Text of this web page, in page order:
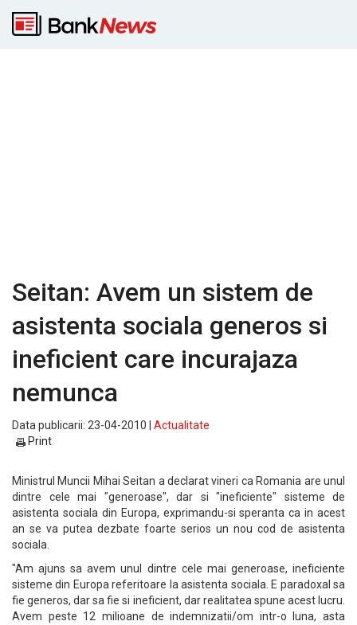
Seitan: Avem un sistem de
asistenta sociala generos si
ineficient care incurajaza
nemunca
Data publicarii: 23-04-2010 | Actualitate
Print
Ministrul Muncii Mihai Seitan a declarat vineri ca Romania are unul
dintre cele mai "generoase", dar si "ineficiente" sisteme de
asistenta sociala din Europa, exprimandu-si speranta ca in acest
an se va putea dezbate foarte serios un nou cod de asistenta
sociala.
"Am ajuns sa avem unul dintre cele mai generoase, ineficiente
sisteme din Europa referitoare la asistenta sociala. E paradoxal sa
fie generos, dar sa fie si ineficient, dar realitatea spune acest lucru.
Avem peste 12 milioane de indemnizatii/om intr-o luna, asta